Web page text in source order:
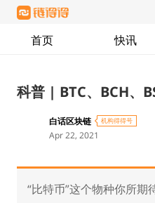
首页 快讯
科普 | BTC、BCH、
白话区块链 机构得得号
Apr 22, 2021
“比特币”这个物种你所期